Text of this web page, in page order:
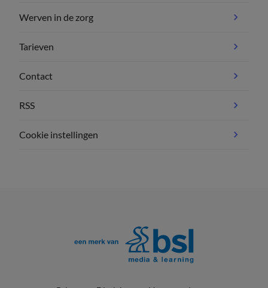
Werven in de zorg
Tarieven
Contact
RSS
Cookie instellingen